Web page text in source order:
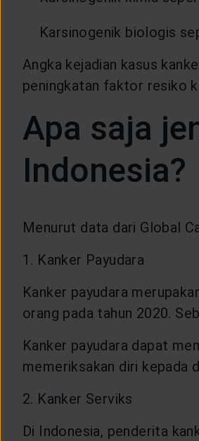
Karsinogenik biologis
Angka kejadian kasus
peningkatan faktor resiko
Apa saja
Indonesia?
Menurut data dari Global
1. Kanker Payudara
Kanker payudara
orang pada tahun 2020.
Kanker payudara dapat
memeriksakan diri kepada
2. Kanker Serviks
Di Indonesia, penderita